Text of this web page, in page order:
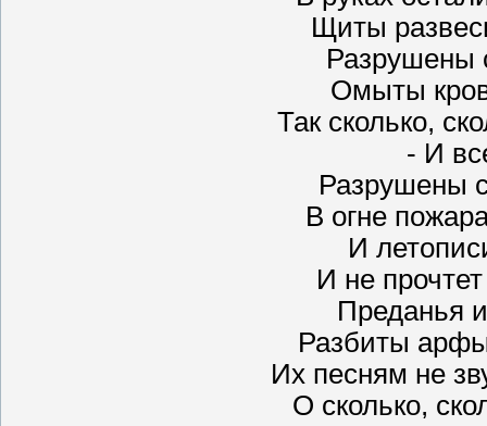
Щиты
Разрушены
Омыты
Так сколько,
- И
Разрушены
В огне
И
И не
Преданья
Разбиты
Их песням не
О сколько,